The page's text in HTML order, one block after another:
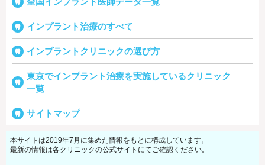
インプラント治療のすべて
インプラントクリニックの選び方
東京でインプラント治療を実施しているクリニック
一覧
サイトマップ
本サイトは2019年7月に集めた情報をもとに構成しています。
最新の情報は各クリニックの公式サイトにてご確認ください。